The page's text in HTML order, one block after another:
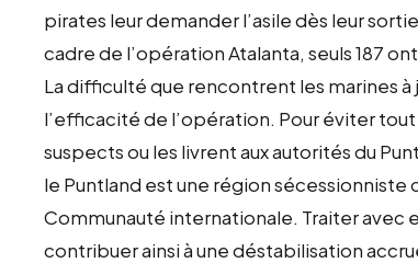
pirates leur demander l’asile dès leur
cadre de l’opération Atalanta, seuls 187
La difficulté que rencontrent les marines
l’efficacité de l’opération. Pour éviter
suspects ou les livrent aux autorités du
le Puntland est une région sécessionniste
Communauté internationale. Traiter avec
contribuer ainsi à une déstabilisation